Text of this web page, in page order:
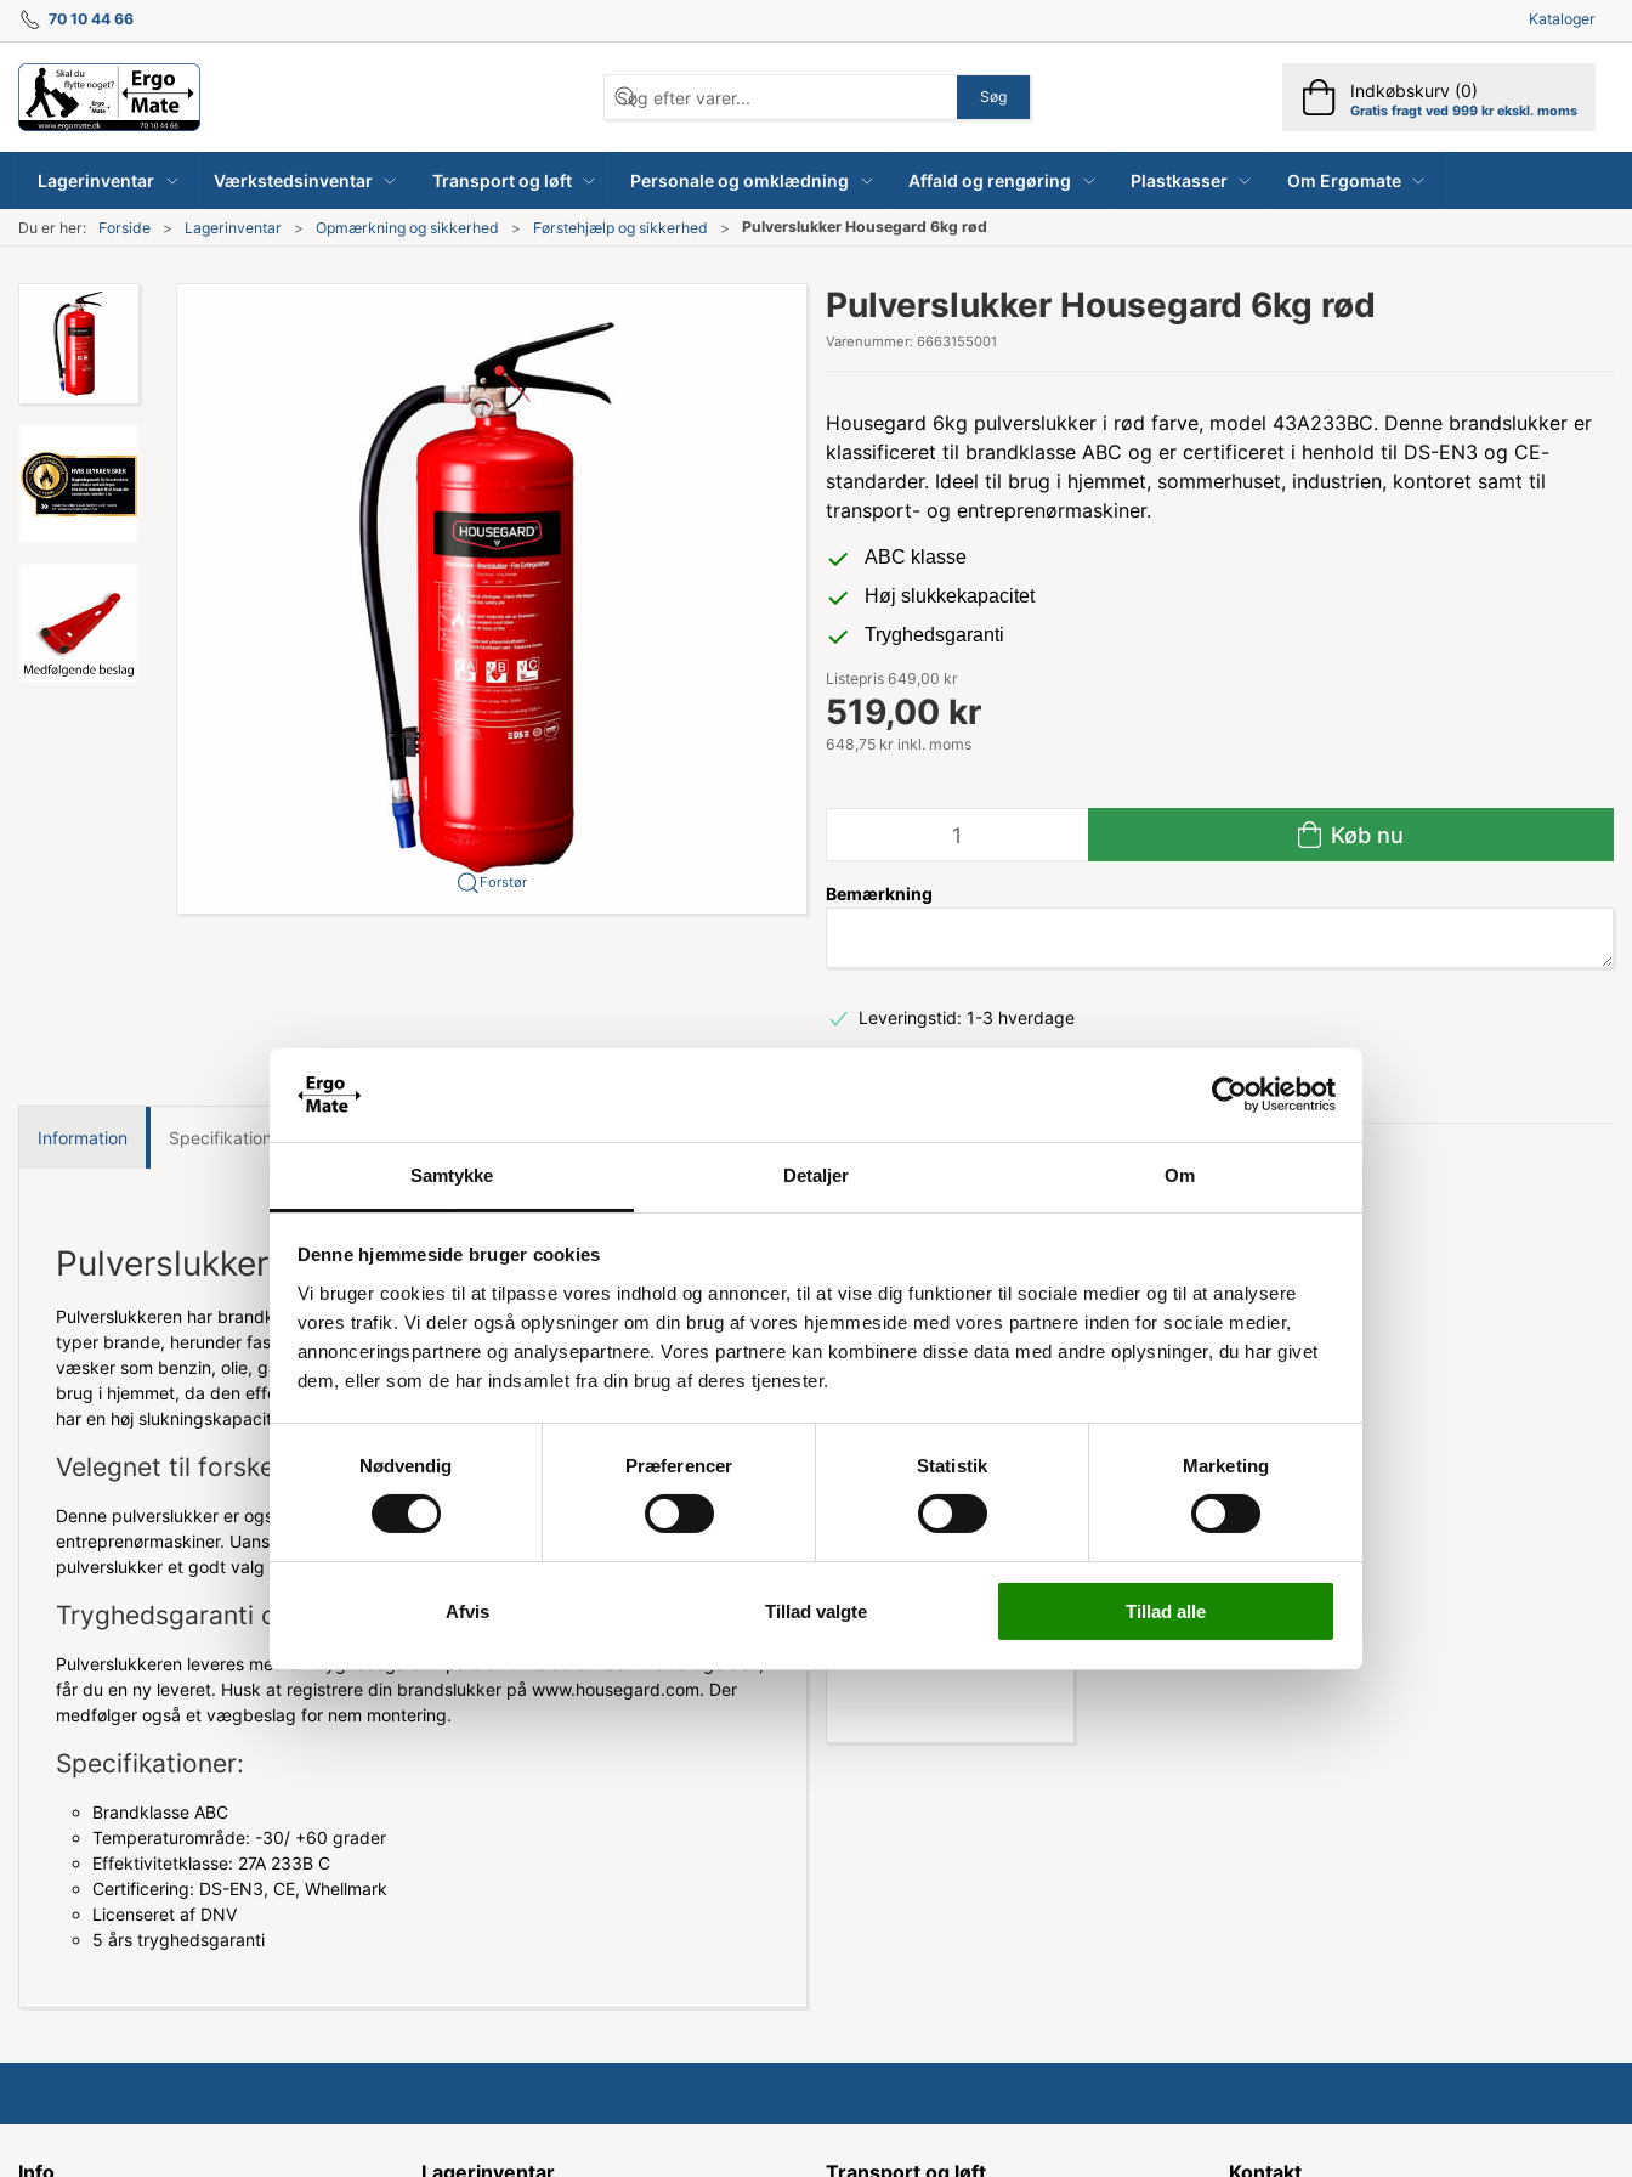
Samtykke Detaljer Om
Denne hjemmeside bruger cookies
Vi bruger cookies til at tilpasse vores indhold og annoncer, til at vise dig funktioner til sociale medier og til at analysere
vores trafik. Vi deler også oplysninger om din brug af vores hjemmeside med vores partnere inden for sociale medier,
annonceringspartnere og analysepartnere. Vores partnere kan kombinere disse data med andre oplysninger, du har givet
dem, eller som de har indsamlet fra din brug af deres tjenester.
Nødvendig
Præferencer Statistik Marketing
Afvis Tillad valgte Tillad alle
70 10 44 66 Kataloger
Søg Indkøbskurv (0)
Gratis fragt ved 999 kr ekskl. moms
Lagerinventar Værkstedsinventar Transport og løft Personale og omklædning Affald og rengøring Plastkasser Om Ergomate
Du er her: Forside Lagerinventar Opmærkning og sikkerhed Førstehjælp og sikkerhed Pulverslukker Housegard 6kg rød
Forstør
Pulverslukker Housegard 6kg rød
Varenummer: 6663155001
Housegard 6kg pulverslukker i rød farve, model 43A233BC. Denne brandslukker er
klassificeret til brandklasse ABC og er certificeret i henhold til DS-EN3 og CE-
standarder. Ideel til brug i hjemmet, sommerhuset, industrien, kontoret samt til
transport- og entreprenørmaskiner.
ABC klasse
Høj slukkekapacitet
Tryghedsgaranti
Listepris 649,00 kr
519,00 kr
648,75 kr inkl. moms
Køb nu
Bemærkning
Leveringstid: 1-3 hverdage
Information Specifikationer
Pulverslukker med høj slukningskapacitet
Pulverslukkeren har brandklasse ABC, hvilket betyder, at den kan håndtere de fleste
typer brande, herunder faste organiske materialer som træ, papir og tekstiler samt
væsker som benzin, olie, gas og elektronisk udstyr. Vi anbefaler denne pulverslukker til
brug i hjemmet, da den effektivt kan slukke brande i forskellige materialer. ABC-pulveret
har en høj slukningskapacitet, selv når der bruges små mængder.
Velegnet til forskellige miljøer
Denne pulverslukker er også ideel til industri, kontorer og transport- eller
entreprenørmaskiner. Uanset om du bor i en villa, lejlighed eller sommerhus, er denne
pulverslukker et godt valg for at sikre dit hjem.
Tryghedsgaranti og ekstraudstyr
Pulverslukkeren leveres med en tryghedsgaranti på 5 år. Hvis du er nødt til at bruge den,
får du en ny leveret. Husk at registrere din brandslukker på www.housegard.com. Der
medfølger også et vægbeslag for nem montering.
Specifikationer:
Brandklasse ABC
Temperaturområde: -30/ +60 grader
Effektivitetklasse: 27A 233B C
Certificering: DS-EN3, CE, Whellmark
Licenseret af DNV
5 års tryghedsgaranti
Relaterede varer
249,00 kr
311,25 kr inkl. moms
Køb nu
Info Lagerinventar Transport og løft Kontakt